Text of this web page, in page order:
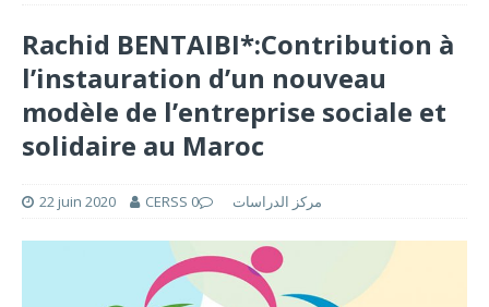
Rachid BENTAIBI*:Contribution à
l’instauration d’un nouveau
modèle de l’entreprise sociale et
solidaire au Maroc
22 juin 2020 CERSS مركز الدراسات 0